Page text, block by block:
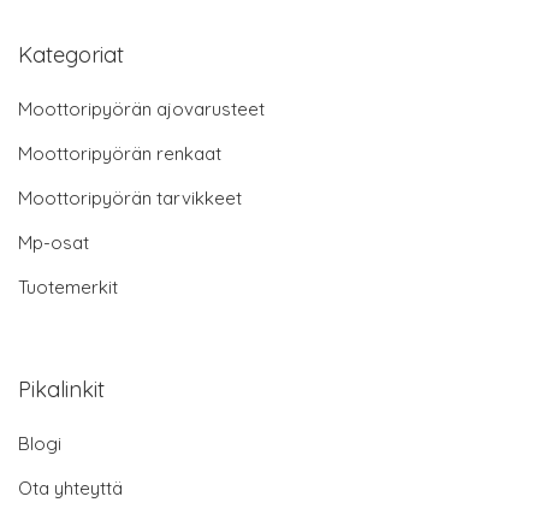
Kategoriat
Moottoripyörän ajovarusteet
Moottoripyörän renkaat
Moottoripyörän tarvikkeet
Mp-osat
Tuotemerkit
Pikalinkit
Blogi
Ota yhteyttä